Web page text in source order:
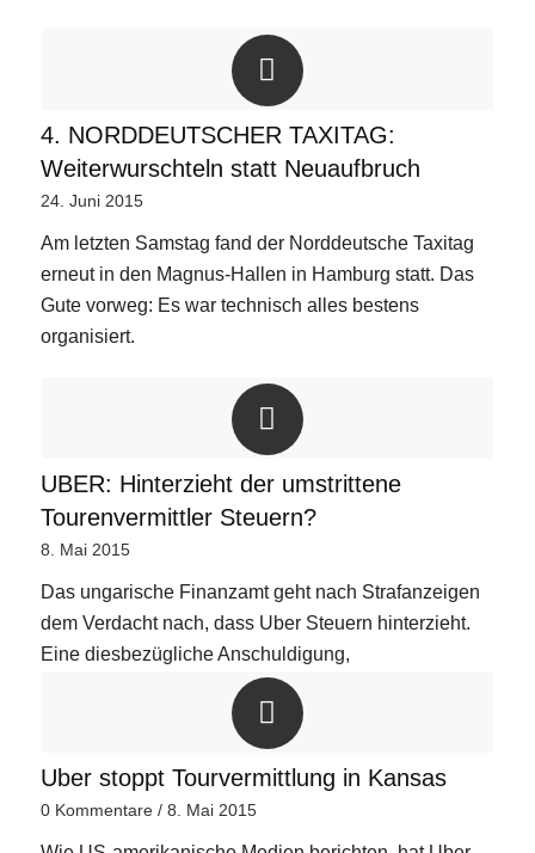
4. NORDDEUTSCHER TAXITAG:
Weiterwurschteln statt Neuaufbruch
24. Juni 2015
Am letzten Samstag fand der Norddeutsche Taxitag
erneut in den Magnus-Hallen in Hamburg statt. Das
Gute vorweg: Es war technisch alles bestens
organisiert.
UBER: Hinterzieht der umstrittene
Tourenvermittler Steuern?
8. Mai 2015
Das ungarische Finanzamt geht nach Strafanzeigen
dem Verdacht nach, dass Uber Steuern hinterzieht.
Eine diesbezügliche Anschuldigung,
Uber stoppt Tourvermittlung in Kansas
0 Kommentare / 8. Mai 2015